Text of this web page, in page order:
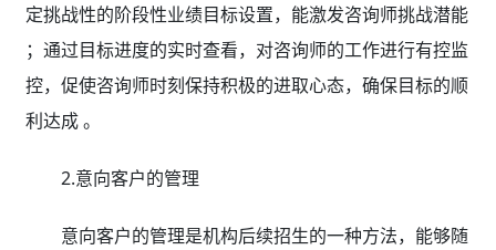
定挑战性的阶段性业绩目标设置，能激发咨询师挑战潜能
；通过目标进度的实时查看，对咨询师的工作进行有控监
控，促使咨询师时刻保持积极的进取心态，确保目标的顺
利达成 。
2.意向客户的管理
意向客户的管理是机构后续招生的一种方法，能够随